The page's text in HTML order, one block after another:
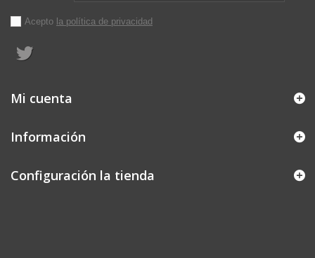
Acepto la política de privacidad
Mi cuenta
Información
Configuración la tienda